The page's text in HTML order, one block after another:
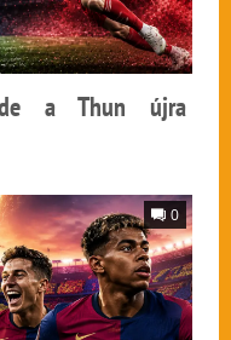
a Thun újra
0